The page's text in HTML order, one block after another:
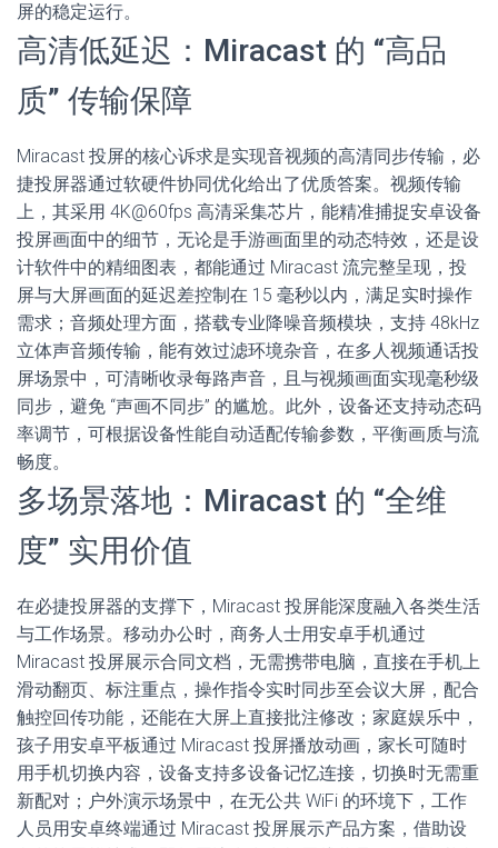
屏的稳定运行。
高清低延迟：Miracast 的 “高品
质” 传输保障
Miracast 投屏的核心诉求是实现音视频的高清同步传输，必
捷投屏器通过软硬件协同优化给出了优质答案。视频传输
上，其采用 4K@60fps 高清采集芯片，能精准捕捉安卓设备
投屏画面中的细节，无论是手游画面里的动态特效，还是设
计软件中的精细图表，都能通过 Miracast 流完整呈现，投
屏与大屏画面的延迟差控制在 15 毫秒以内，满足实时操作
需求；音频处理方面，搭载专业降噪音频模块，支持 48kHz
立体声音频传输，能有效过滤环境杂音，在多人视频通话投
屏场景中，可清晰收录每路声音，且与视频画面实现毫秒级
同步，避免 “声画不同步” 的尴尬。此外，设备还支持动态码
率调节，可根据设备性能自动适配传输参数，平衡画质与流
畅度。
多场景落地：Miracast 的 “全维
度” 实用价值
在必捷投屏器的支撑下，Miracast 投屏能深度融入各类生活
与工作场景。移动办公时，商务人士用安卓手机通过
Miracast 投屏展示合同文档，无需携带电脑，直接在手机上
滑动翻页、标注重点，操作指令实时同步至会议大屏，配合
触控回传功能，还能在大屏上直接批注修改；家庭娱乐中，
孩子用安卓平板通过 Miracast 投屏播放动画，家长可随时
用手机切换内容，设备支持多设备记忆连接，切换时无需重
新配对；户外演示场景中，在无公共 WiFi 的环境下，工作
人员用安卓终端通过 Miracast 投屏展示产品方案，借助设